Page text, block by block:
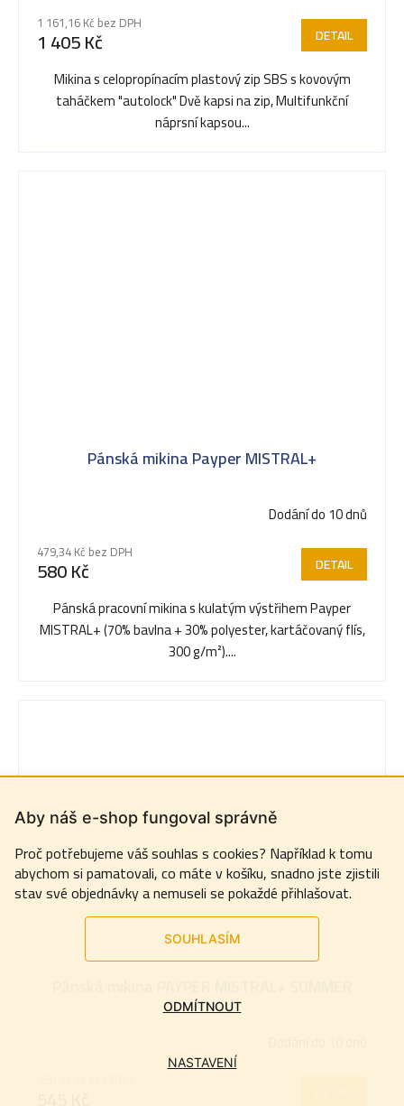
Aby náš e-shop fungoval správně
Proč potřebujeme váš souhlas s cookies? Například k tomu
abychom si pamatovali, co máte v košíku, snadno jste zjistili
stav své objednávky a nemuseli se pokaždé přihlašovat.
SOUHLASÍM
NASTAVENÍ
ODMÍTNOUT
1 161,16 Kč bez DPH
1 405 Kč DETAIL
Mikina s celopropínacím plastový zip SBS s kovovým
taháčkem "autolock" Dvě kapsi na zip, Multifunkční
náprsní kapsou...
Pánská mikina Payper MISTRAL+
Dodání do 10 dnů
479,34 Kč bez DPH
580 Kč DETAIL
Pánská pracovní mikina s kulatým výstřihem Payper
MISTRAL+ (70% bavlna + 30% polyester, kartáčovaný flís,
300 g/m²)....